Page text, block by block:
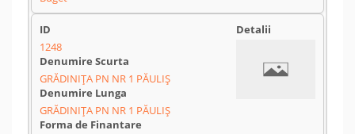
1248
GRĂDINIŢA PN NR 1 PĂULIŞ
GRĂDINIŢA PN NR 1 PĂULIŞ